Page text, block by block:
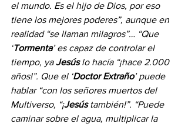
el mundo. Es el hijo de Dios, por eso
tiene los mejores poderes”, aunque en
realidad “se llaman milagros”… “Que
‘Tormenta’ es capaz de controlar el
tiempo, ya Jesús lo hacía “¡hace 2.000
años!”. Que el ‘Doctor Extraño’ puede
hablar “con los señores muertos del
Multiverso, “¡Jesús también!”. “Puede
caminar sobre el agua, multiplicar la